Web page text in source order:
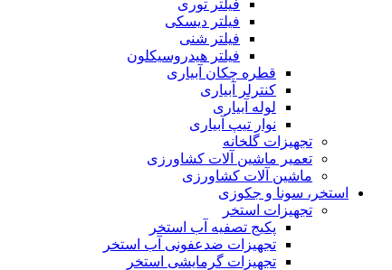
فیلتر توری
فیلتر دیسکی
فیلتر شنی
فیلتر هیدروسیکلون
قطره چکان آبیاری
کنترلر آبیاری
لوله آبیاری
نوار تیپ آبیاری
تجهیزات گلخانه
تعمیر ماشین آلات کشاورزی
ماشین آلات کشاورزی
استخر، سونا و جکوزی
تجهیزات استخر
پکیج تصفیه آب استخر
تجهیزات ضدعفونی آب استخر
تجهیزات گرمایشی استخر